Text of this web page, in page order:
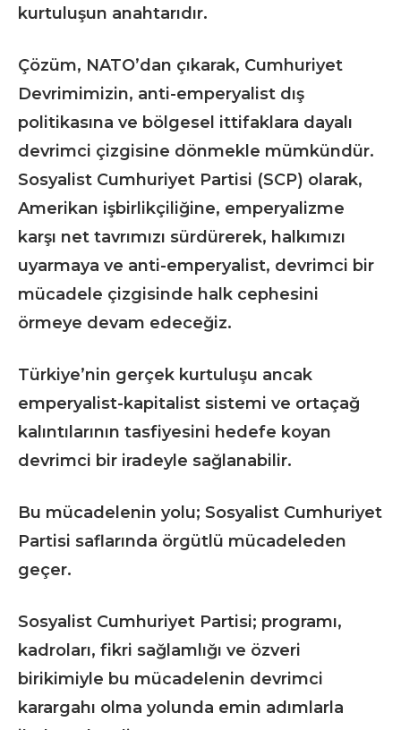
kurtuluşun anahtarıdır.
Çözüm, NATO’dan çıkarak, Cumhuriyet
Devrimimizin, anti-emperyalist dış
politikasına ve bölgesel ittifaklara dayalı
devrimci çizgisine dönmekle mümkündür.
Sosyalist Cumhuriyet Partisi (SCP) olarak,
Amerikan işbirlikçiliğine, emperyalizme
karşı net tavrımızı sürdürerek, halkımızı
uyarmaya ve anti-emperyalist, devrimci bir
mücadele çizgisinde halk cephesini
örmeye devam edeceğiz.
Türkiye’nin gerçek kurtuluşu ancak
emperyalist-kapitalist sistemi ve ortaçağ
kalıntılarının tasfiyesini hedefe koyan
devrimci bir iradeyle sağlanabilir.
Bu mücadelenin yolu; Sosyalist Cumhuriyet
Partisi saflarında örgütlü mücadeleden
geçer.
Sosyalist Cumhuriyet Partisi; programı,
kadroları, fikri sağlamlığı ve özveri
birikimiyle bu mücadelenin devrimci
karargahı olma yolunda emin adımlarla